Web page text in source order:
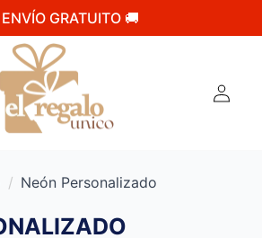
GRATUITO 🚚
Neón Personalizado